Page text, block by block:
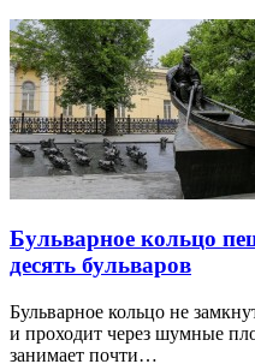
Бульварное кольцо
десять бульваров
Бульварное кольцо не
и проходит через шумные
занимает почти…